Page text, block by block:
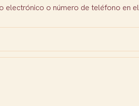
electrónico o número de teléfono en